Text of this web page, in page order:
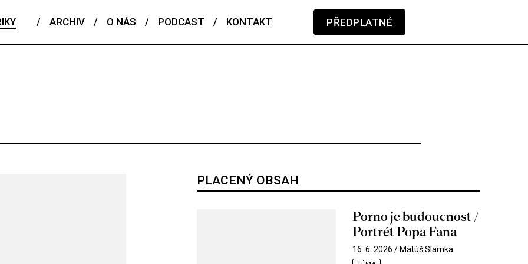
/ ARCHIV / O NÁS / PODCAST / KONTAKT PŘEDPLATNÉ
PLACENÝ OBSAH
Porno je budoucnost /
Portrét Popa Fana
16. 6. 2026 / Matúš Slamka